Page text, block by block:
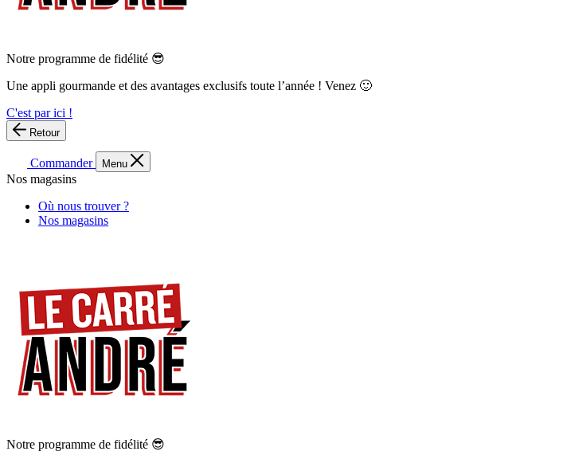
Notre programme de fidélité 😎
Une appli gourmande et des avantages exclusifs toute l’année ! Venez 🙂
C'est par ici !
Retour
Commander Menu
Nos magasins
Où nous trouver ?
Nos magasins
Notre programme de fidélité 😎